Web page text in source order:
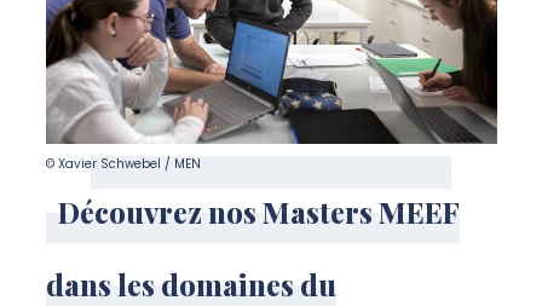
© Xavier Schwebel / MEN
Découvrez nos Masters MEEF
dans les domaines du